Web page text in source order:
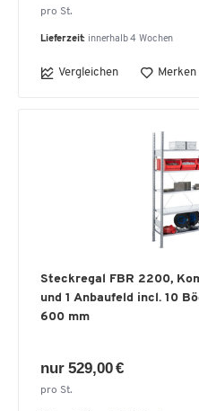
pro St.
Lieferzeit: innerhalb 4 Wochen
Vergleichen Merken
Steckregal FBR 2200,
und 1 Anbaufeld incl. 10
600 mm
nur 529,00 €
pro St.